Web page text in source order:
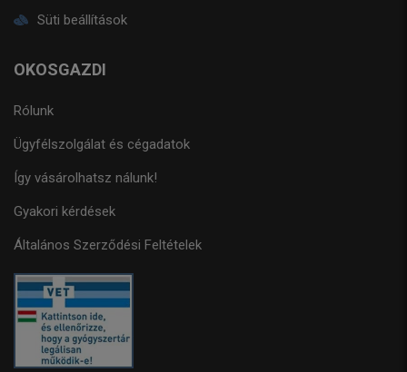
Süti beállítások
OKOSGAZDI
Rólunk
Ügyfélszolgálat és cégadatok
Így vásárolhatsz nálunk!
Gyakori kérdések
Általános Szerződési Feltételek